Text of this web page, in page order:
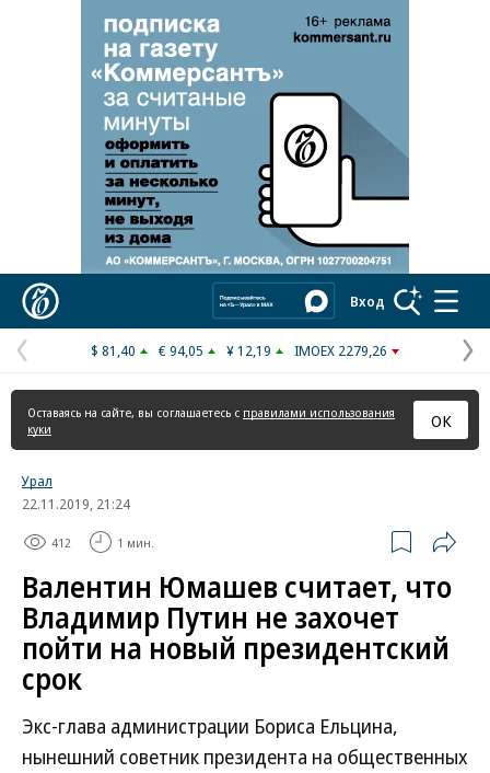
Реклама в «Ъ» www.kommersant.ru/ad
Вход
Предыдущая
страница
$ 81,40 € 94,05 ¥ 12,19 IMOEX 2279,26
Оставаясь на сайте, вы соглашаетесь с правилами использования
куки
ОК
Урал
22.11.2019, 21:24
412 1 мин.
Валентин Юмашев считает, что
Владимир Путин не захочет
пойти на новый президентский
срок
Экс-глава администрации Бориса Ельцина,
нынешний советник президента на общественных